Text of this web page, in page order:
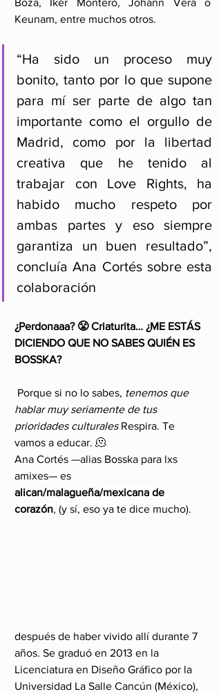
Keunam, entre muchos otros.
“Ha sido un proceso muy
bonito, tanto por lo que supone
para mí ser parte de algo tan
importante como el orgullo de
Madrid, como por la libertad
creativa que he tenido al
trabajar con Love Rights, ha
habido mucho respeto por
ambas partes y eso siempre
garantiza un buen resultado”,
concluía Ana Cortés sobre esta
colaboración
¿Perdonaaa? 😤 Criaturita… ¿ME ESTÁS
DICIENDO QUE NO SABES QUIÉN ES
BOSSKA?
Porque si no lo sabes, tenemos que
hablar muy seriamente de tus
prioridades culturales Respira. Te
vamos a educar. 🫠
Ana Cortés —alias Bosska para lxs
amixes— es
alican/malagueña/mexicana de
corazón, (y sí, eso ya te dice mucho).
después de haber vivido allí durante 7
años. Se graduó en 2013 en la
Licenciatura en Diseño Gráfico por la
Universidad La Salle Cancún (México),